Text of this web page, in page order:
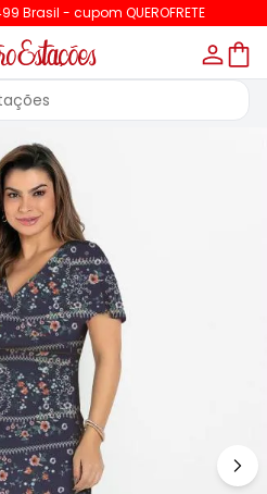
Brasil - cupom QUEROFRETE